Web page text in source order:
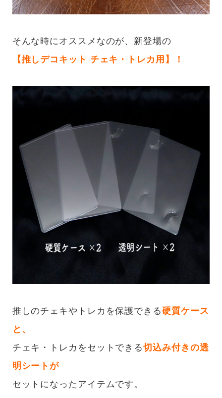
そんな時にオススメなのが、新登場の
【推しデコキット チェキ・トレカ用】！
推しのチェキやトレカを保護できる硬質ケース
と、
チェキ・トレカをセットできる切込み付きの透
明シートが
セットになったアイテムです。